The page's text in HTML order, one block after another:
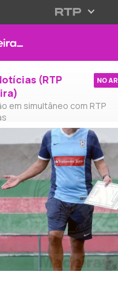
(RTP
em simultâneo com RTP
NO AR